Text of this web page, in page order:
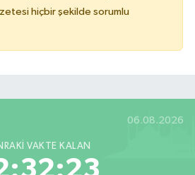
hiçbir şekilde sorumlu
06.08.2026
VAKTE KALAN